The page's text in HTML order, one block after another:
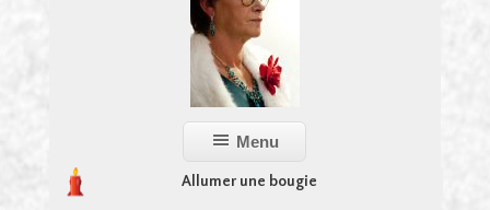
Menu
Allumer une bougie